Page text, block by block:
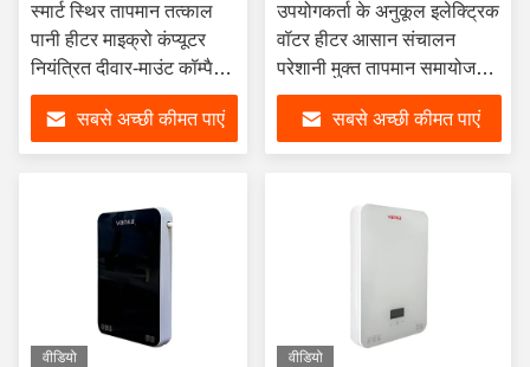
स्मार्ट स्थिर तापमान तत्काल
पानी हीटर माइक्रो कंप्यूटर
नियंत्रित दीवार-माउंट कॉम्पैक्ट
गर्म पानी समाधान घर रसोई
उपयोग के लिए
सबसे अच्छी कीमत पाएं
उपयोगकर्ता के अनुकूल इलेक्ट्रिक
वॉटर हीटर आसान संचालन
परेशानी मुक्त तापमान समायोजन
घर के लिए होटल अपार्टमेंट और
वाणिज्यिक उपयोग
सबसे अच्छी कीमत पाएं
वीडियो वीडियो